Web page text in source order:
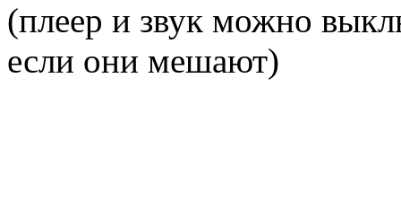
(плеер и звук можно
если они мешают)